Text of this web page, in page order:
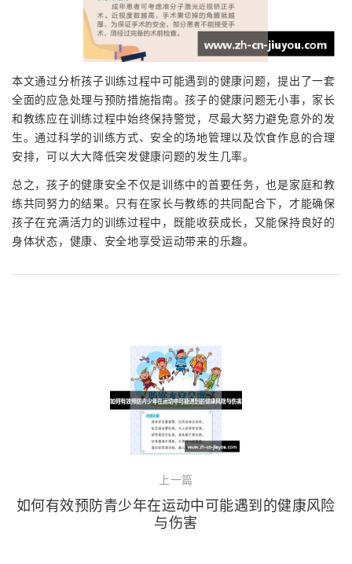
本文通过分析孩子训练过程中可能遇到的健康问题，提出了一套
全面的应急处理与预防措施指南。孩子的健康问题无小事，家长
和教练应在训练过程中始终保持警觉，尽最大努力避免意外的发
生。通过科学的训练方式、安全的场地管理以及饮食作息的合理
安排，可以大大降低突发健康问题的发生几率。
总之，孩子的健康安全不仅是训练中的首要任务，也是家庭和教
练共同努力的结果。只有在家长与教练的共同配合下，才能确保
孩子在充满活力的训练过程中，既能收获成长，又能保持良好的
身体状态，健康、安全地享受运动带来的乐趣。
上一篇
如何有效预防青少年在运动中可能遇到的健康风险
与伤害